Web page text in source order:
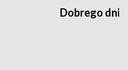
Dobrego dnia